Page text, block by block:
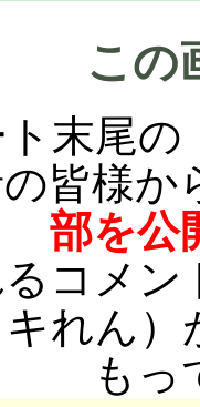
この
末尾の
皆様か
部を公
コメン
キれん
もっ